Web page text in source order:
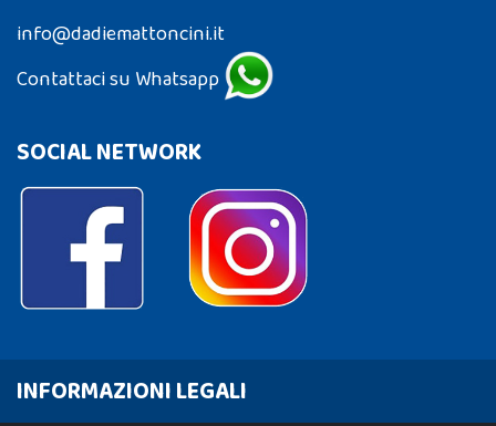
info@dadiemattoncini.it
Contattaci su Whatsapp
SOCIAL NETWORK
INFORMAZIONI LEGALI